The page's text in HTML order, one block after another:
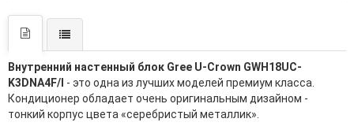
Внутренний настенный блок Gree U-Crown GWH18UC-
K3DNA4F/I - это одна из лучших моделей премиум класса.
Кондиционер обладает очень оригинальным дизайном -
тонкий корпус цвета «серебристый металлик».